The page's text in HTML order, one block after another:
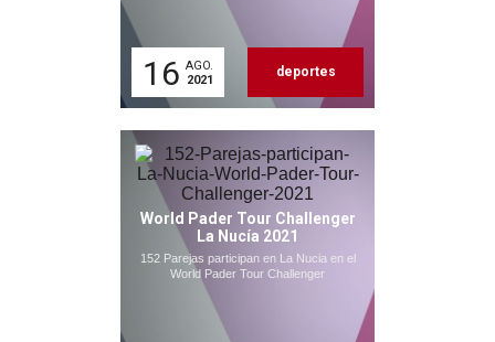
16 AGO.
2021
deportes
World Pader Tour Challenger
La Nucía 2021
152 Parejas participan en La Nucia en el
World Pader Tour Challenger